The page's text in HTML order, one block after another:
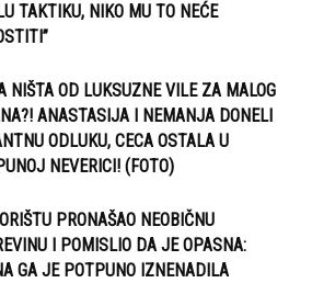
TAKTIKU, NIKO MU TO NEĆE
NIŠTA OD LUKSUZNE VILE ZA MALOG
ANASTASIJA I NEMANJA DONELI
ODLUKU, CECA OSTALA U
NEVERICI! (FOTO)
PRONAŠAO NEOBIČNU
I POMISLIO DA JE OPASNA:
GA JE POTPUNO IZNENADILA